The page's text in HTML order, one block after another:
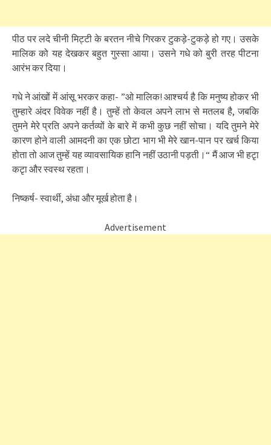
पीठ पर लदे चीनी मिट्टी के बरतन नीचे गिरकर टुकड़े-टुकड़े हो गए। उसके
मालिक को यह देखकर बहुत गुस्सा आया। उसने गधे को बुरी तरह पीटना
आरंभ कर दिया।
गधे ने आंखों में आंसू भरकर कहा- ”ओ मालिक! आश्चर्य है कि मनुष्य होकर भी
तुम्हारे अंदर विवेक नहीं है। तुम्हें तो केवल अपने लाभ से मतलब है, जबकि
तुमने मेरे प्रति अपने कर्तव्यों के बारे में कभी कुछ नहीं सोचा। यदि तुमने मेरे
कारण होने वाली आमदनी का एक छोटा भाग भी मेरे खान-पान पर खर्च किया
होता तो आज तुम्हें यह व्यावसायिक हानि नहीं उठानी पड़ती।“ मैं आज भी हटृा
कटृा और स्वस्थ रहता।
निष्कर्ष- स्वार्थी, अंधा और मूर्ख होता है।
Advertisement